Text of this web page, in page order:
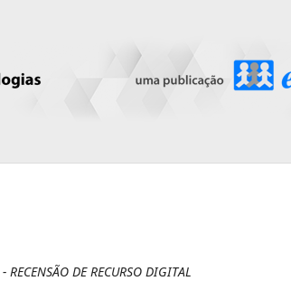
- RECENSÃO DE RECURSO DIGITAL